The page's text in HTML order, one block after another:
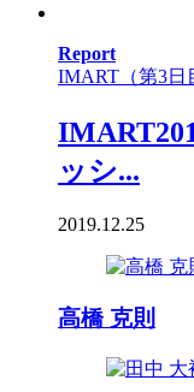
Report
IMART（第3日
ッシ...
2019.12.25
高橋 克則